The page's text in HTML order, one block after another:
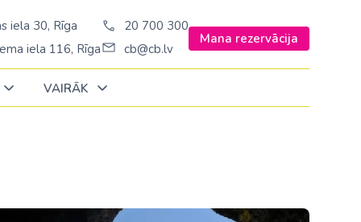
iela 30, Rīga
iela 116, Rīga
20 700 300
cb@cb.lv
Mana rezervācija
Amerika
Amerika
Ungārija
VAIRĀK